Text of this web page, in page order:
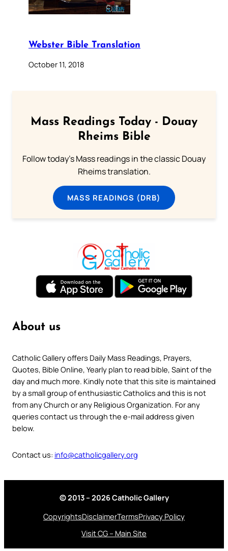
Webster Bible Translation
October 11, 2018
Mass Readings Today - Douay
Rheims Bible
Follow today's Mass readings in the classic Douay
Rheims translation.
MASS READINGS (DRB)
About us
Catholic Gallery offers Daily Mass Readings, Prayers,
Quotes, Bible Online, Yearly plan to read bible, Saint of the
day and much more. Kindly note that this site is maintained
by a small group of enthusiastic Catholics and this is not
from any Church or any Religious Organization. For any
queries contact us through the e-mail address given
below.
Contact us: info@catholicgallery.org
© 2013 – 2026 Catholic Gallery
CopyrightsDisclaimerTermsPrivacy Policy
Visit CG – Main Site